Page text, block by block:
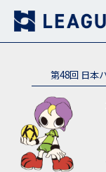
第48回 日本